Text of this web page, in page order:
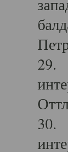
29.
30.